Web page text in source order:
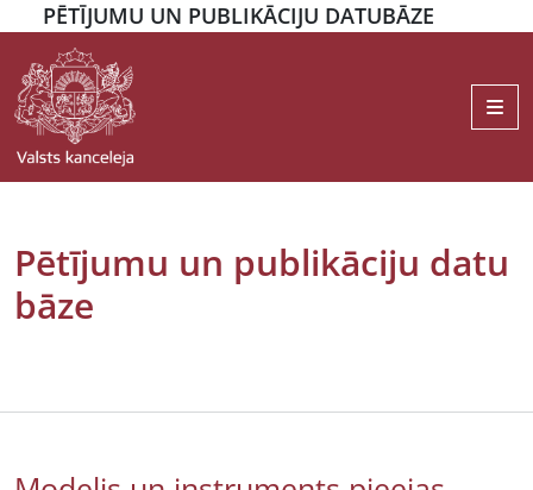
PĒTĪJUMU UN PUBLIKĀCIJU DATUBĀZE
Pētījumu un publikāciju datu
bāze